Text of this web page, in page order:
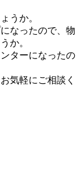
うか。
なったので、物
か。
ターになったの
気軽にご相談く